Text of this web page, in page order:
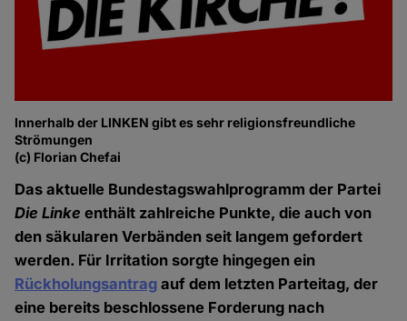
Innerhalb der LINKEN gibt es sehr religionsfreundliche
Strömungen
(c) Florian Chefai
Das aktuelle Bundestagswahlprogramm der Partei
Die Linke enthält zahlreiche Punkte, die auch von
den säkularen Verbänden seit langem gefordert
werden. Für Irritation sorgte hingegen ein
Rückholungsantrag auf dem letzten Parteitag, der
eine bereits beschlossene Forderung nach